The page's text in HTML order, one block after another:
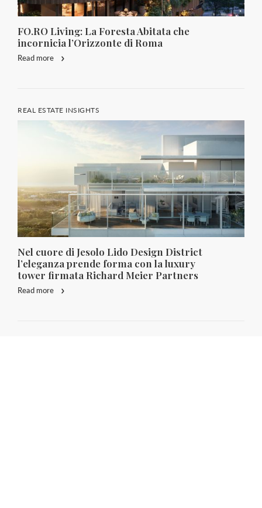
FO.RO Living: La Foresta Abitata che
incornicia l’Orizzonte di Roma
Read more
REAL ESTATE INSIGHTS
Nel cuore di Jesolo Lido Design District
l’eleganza prende forma con la luxury
tower firmata Richard Meier Partners
Read more